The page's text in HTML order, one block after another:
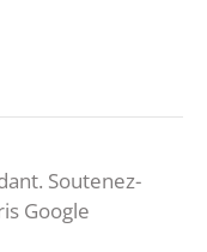
Soutenez-
Google